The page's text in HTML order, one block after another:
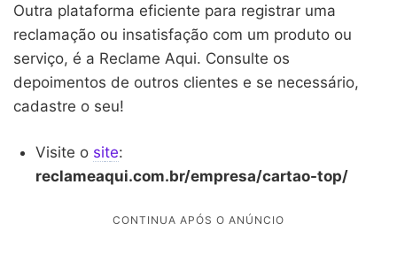
Outra plataforma eficiente para registrar uma
reclamação ou insatisfação com um produto ou
serviço, é a Reclame Aqui. Consulte os
depoimentos de outros clientes e se necessário,
cadastre o seu!
Visite o site:
reclameaqui.com.br/empresa/cartao-top/